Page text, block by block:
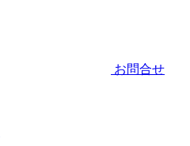
お問合せ